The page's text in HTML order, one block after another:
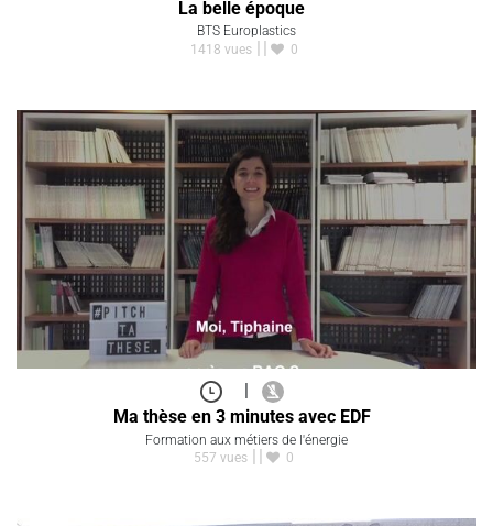
La belle époque
BTS Europlastics
1418 vues
0
|
Ma thèse en 3 minutes avec EDF
Formation aux métiers de l'énergie
557 vues
0